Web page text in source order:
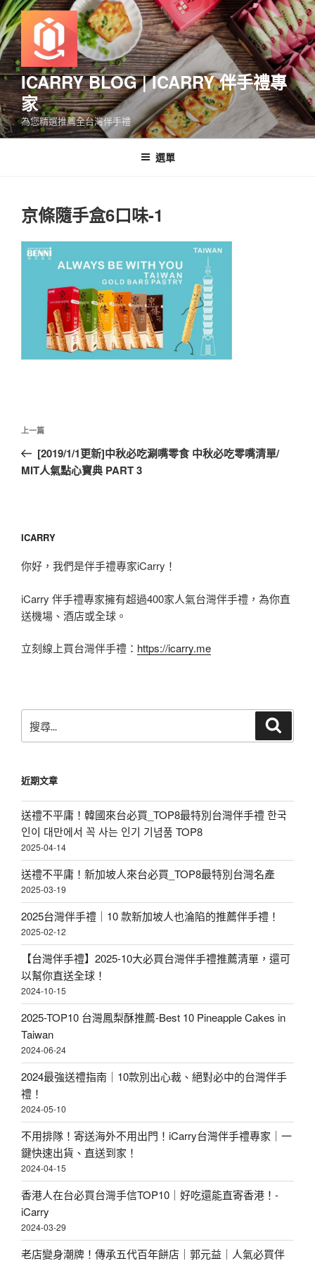
跳
至
主
要
內
容
ICARRY BLOG | ICARRY 伴手禮專
家
為您精選推薦全台灣伴手禮
選單
京條隨手盒6口味-1
文
導
上
一
篇
上一篇
[2019/1/1更新]中秋必吃涮嘴零食 中秋必吃零嘴清單/
MIT人氣點心寶典 PART 3
ICARRY
你好，我們是伴手禮專家iCarry！
iCarry 伴手禮專家擁有超過400家人氣台灣伴手禮，為你直
送機場、酒店或全球。
立刻線上買台灣伴手禮： https://icarry.me
尋
字:
近期文章
送禮不平庸！韓國來台必買_TOP8最特別台灣伴手禮 한국
인이 대만에서 꼭 사는 인기 기념품 TOP8
2025-04-14
送禮不平庸！新加坡人來台必買_TOP8最特別台灣名產
2025-03-19
2025台灣伴手禮｜10 款新加坡人也淪陷的推薦伴手禮！
2025-02-12
【台灣伴手禮】2025-10大必買台灣伴手禮推薦清單，還可
以幫你直送全球！
2024-10-15
2025-TOP10 台灣鳳梨酥推薦-Best 10 Pineapple Cakes in
Taiwan
2024-06-24
2024最強送禮指南｜10款別出心裁、絕對必中的台灣伴手
禮！
2024-05-10
不用排隊！寄送海外不用出門！iCarry台灣伴手禮專家｜一
鍵快速出貨、直送到家！
2024-04-15
香港人在台必買台灣手信TOP10｜好吃還能直寄香港！-
iCarry
2024-03-29
老店變身潮牌！傳承五代百年餅店｜郭元益｜人氣必買伴